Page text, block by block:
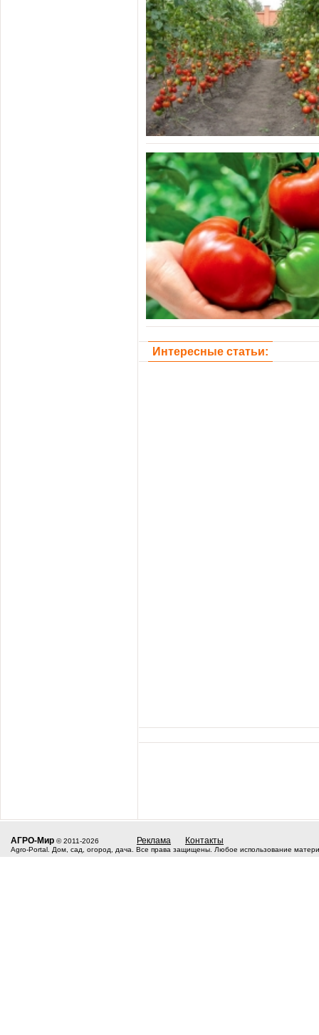
Интересные статьи:
АГРО-Мир © 2011-2026 Реклама Контакты
Agro-Portal. Дом, сад, огород, дача. Все права защищены. Любое использование